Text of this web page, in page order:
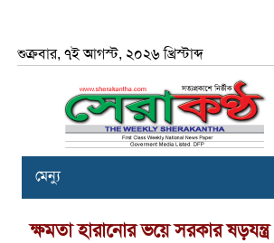
শুক্রবার, ৭ই আগস্ট, ২০২৬ খ্রিস্টাব্দ
মেন্যু
ক্ষমতা হারানোর ভয়ে সরকার